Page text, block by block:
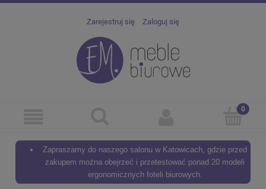
Zarejestruj się Zaloguj się
Zapraszamy do naszego salonu w Katowicach, gdzie przed
zakupem można obejrzeć i przetestować ponad 20 modeli
ergonomicznych foteli biurowych.